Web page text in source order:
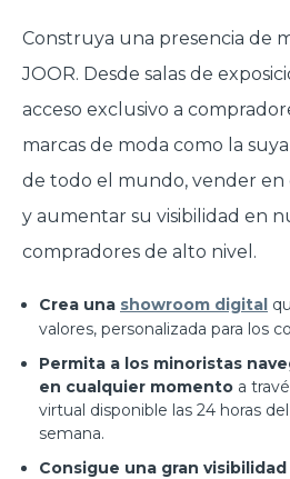
Construya una presencia de
JOOR. Desde salas de
acceso exclusivo a
marcas de moda como la
de todo el mundo, vender
y aumentar su visibilidad en
compradores de alto nivel.
Crea una showroom digital
valores, personalizada para los
Permita a los minoristas
en cualquier momento a
virtual disponible las 24 horas
semana.
Consigue una gran visibilidad